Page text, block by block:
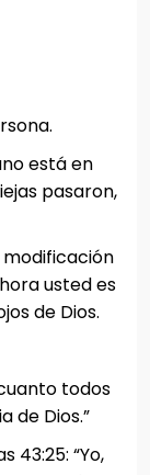
está en
pasaron,
modificación
usted es
de Dios.
todos
de Dios.”
43:25: “Yo,